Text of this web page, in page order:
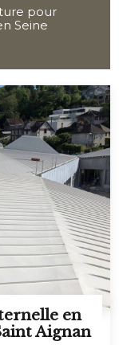
pour
Seine
Aignan